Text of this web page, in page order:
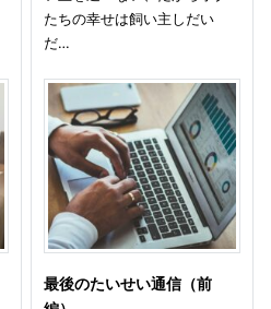
たちの幸せは飼い主しだい
だ…
最後のたいせい通信（前